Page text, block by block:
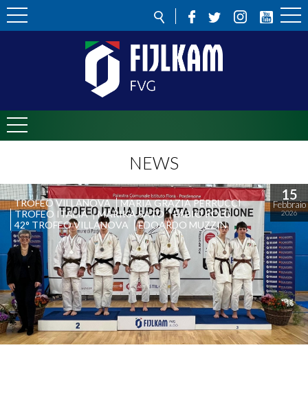
NEWS
15
Febbraio
2026
TROFEO VILLANOVA
MARIA GRAZIA PERRUCCI
TROFEO ITALIA
MARIKA SATO
FABIO POLO
42° TROFEO VILLANOVA
EDOARDO MUZZIN